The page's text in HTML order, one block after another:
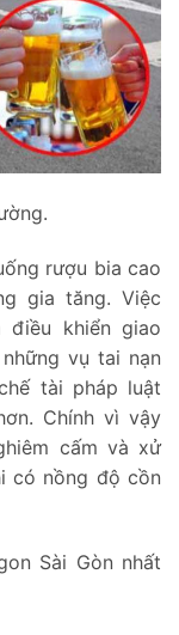
rượu bia cao
gia tăng. Việc
điều khiển giao
vụ tai nạn
tài pháp luật
Chính vì vậy
cấm và xử
có nồng độ cồn
Sài Gòn nhất